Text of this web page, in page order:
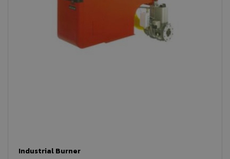
Industrial Burner